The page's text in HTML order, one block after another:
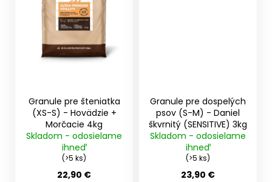
Granule pre šteniatka
(XS-S) - Hovädzie +
Morčacie 4kg
Skladom - odosielame
ihneď
(>5 ks)
22,90 €
Granule pre dospelých
psov (S-M) - Daniel
škvrnitý (SENSITIVE) 3kg
Skladom - odosielame
ihneď
(>5 ks)
23,90 €